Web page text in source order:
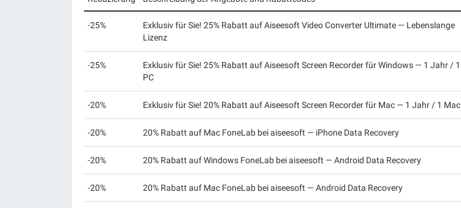
-25%
Exklusiv für Sie! 25% Rabatt auf Aiseesoft Video Converter Ultimate — Lebenslange
Lizenz
-25%
Exklusiv für Sie! 25% Rabatt auf Aiseesoft Screen Recorder für Windows — 1 Jahr / 1
PC
-20% Exklusiv für Sie! 20% Rabatt auf Aiseesoft Screen Recorder für Mac — 1 Jahr / 1 Mac
-20% 20% Rabatt auf Mac FoneLab bei aiseesoft — iPhone Data Recovery
-20% 20% Rabatt auf Windows FoneLab bei aiseesoft — Android Data Recovery
-20% 20% Rabatt auf Mac FoneLab bei aiseesoft — Android Data Recovery